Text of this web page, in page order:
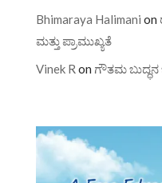
Bhimaraya Halimani on
ಮತ್ತು ಪ್ರಾಮುಖ್ಯತೆ
Vinek R on ಗೌತಮ